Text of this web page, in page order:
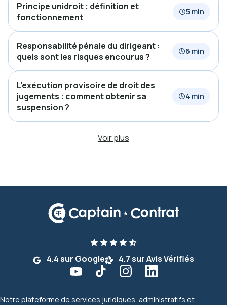
Principe unidroit : définition et
fonctionnement
5 min
Responsabilité pénale du dirigeant :
quels sont les risques encourus ?
6 min
L’exécution provisoire de droit des
jugements : comment obtenir sa
suspension ?
4 min
Voir plus
4.4 sur Google 4.7 sur Avis Vérifiés
Notre plateforme de services juridiques, administratifs et